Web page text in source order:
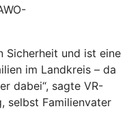
Sicherheit und ist eine
im Landkreis – da
dabei“, sagte VR-
selbst Familienvater